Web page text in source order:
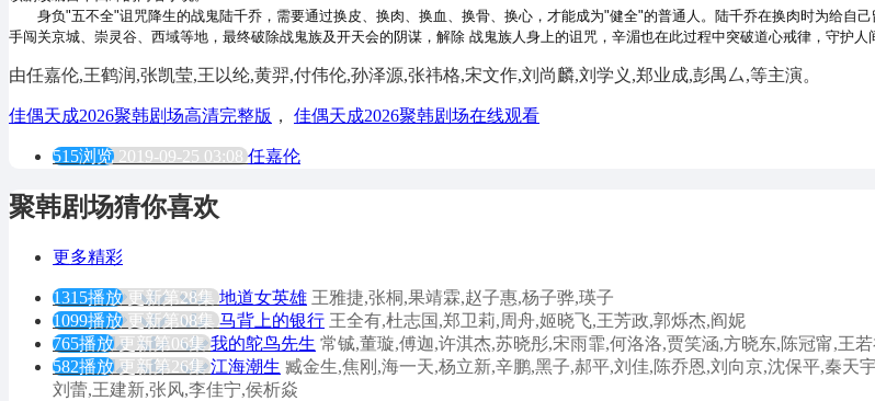
身负"五不全"诅咒降生的战鬼陆千乔，需要通过换皮、换肉、换血、换骨、换心，才能成为"健全"的普通人。陆千乔在换肉时为给自
手闯关京城、崇灵谷、西域等地，最终破除战鬼族及开天会的阴谋，解除 战鬼族人身上的诅咒，辛湄也在此过程中突破道心戒律，守护人
由任嘉伦,王鹤润,张凯莹,王以纶,黄羿,付伟伦,孙泽源,张祎格,宋文作,刘尚麟,刘学义,郑业成,彭禺厶,等主演。
佳偶天成2026聚韩剧场高清完整版 ， 佳偶天成2026聚韩剧场在线观看
515浏览 2019-09-25 03:08 任嘉伦
聚韩剧场猜你喜欢
更多精彩
1315播放 更新第28集 地道女英雄 王雅捷,张桐,果靖霖,赵子惠,杨子骅,瑛子
1099播放 更新第08集 马背上的银行 王全有,杜志国,郑卫莉,周舟,姬晓飞,王芳政,郭烁杰,阎妮
765播放 更新第06集 我的鸵鸟先生 常铖,董璇,傅迦,许淇杰,苏晓彤,宋雨霏,何洛洛,贾笑涵,方晓东,陈冠甯,王
582播放 更新第26集 江海潮生 臧金生,焦刚,海一天,杨立新,辛鹏,黑子,郝平,刘佳,陈乔恩,刘向京,沈保平,秦
刘蕾,王建新,张风,李佳宁,侯析焱